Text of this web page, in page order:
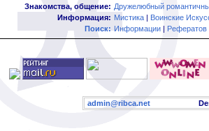
Знакомства, общение: Дружелюбный
Информация: Мистика | Воинские
Поиск: Информации | Рефератов
admin@ribca.net